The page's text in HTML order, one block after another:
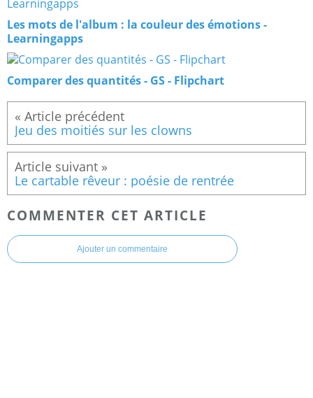
Les mots de l'album : la couleur des émotions -
Learningapps
Comparer des quantités - GS - Flipchart
Jeu des moitiés sur les clowns
Le cartable rêveur : poésie de rentrée
COMMENTER CET ARTICLE
Ajouter un commentaire